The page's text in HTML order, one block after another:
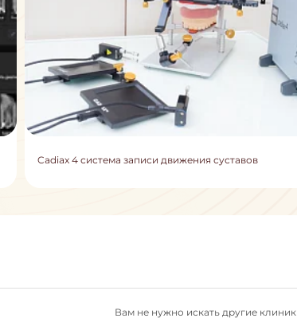
Cadiax 4 система записи движения суставов
Вам не нужно искать другие